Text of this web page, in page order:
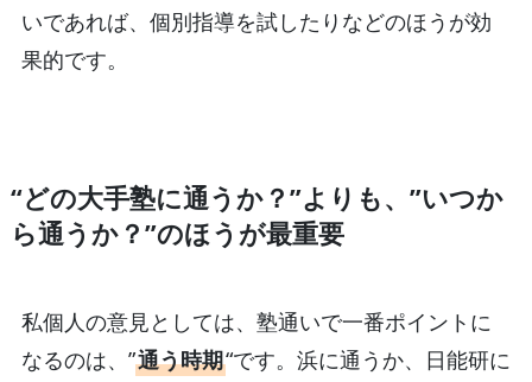
いであれば、個別指導を試したりなどのほうが効
果的です。
“どの大手塾に通うか？”よりも、”いつか
ら通うか？”のほうが最重要
私個人の意見としては、塾通いで一番ポイントに
なるのは、”通う時期“です。浜に通うか、日能研に